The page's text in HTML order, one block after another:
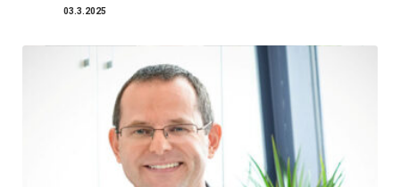
03.3.2025